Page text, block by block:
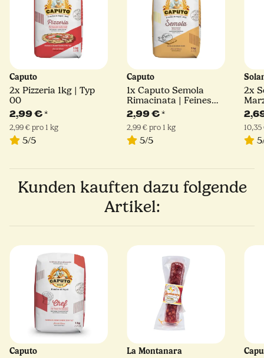
Caputo
2x Pizzeria 1kg | Typ
00
2,99 €*
2,99 € pro 1 kg
5/5
Caputo
1x Caputo Semola
Rimacinata | Feines
Hartweizengrieß | 1kg
2,99 €*
2,99 € pro 1 kg
5/5
2x
Kunden kauften dazu folgende
Artikel:
Caputo La Montanara